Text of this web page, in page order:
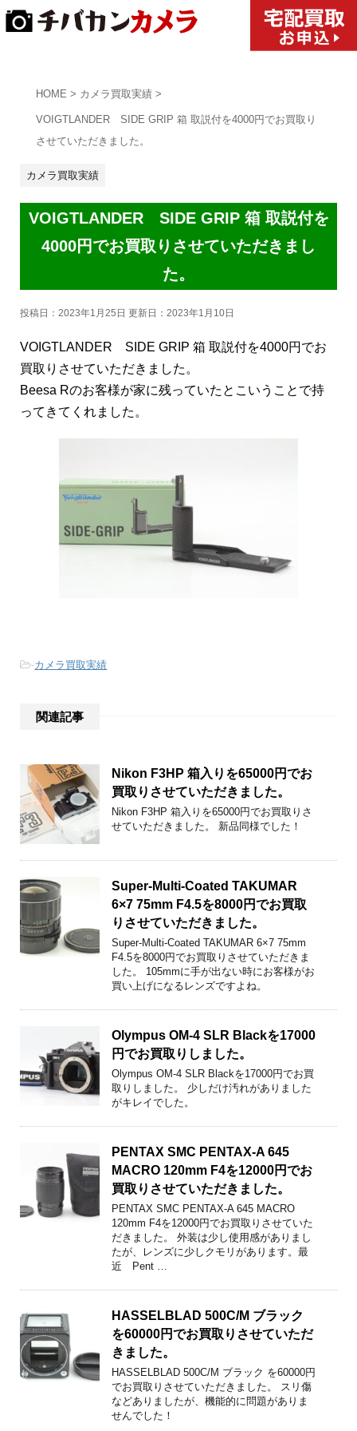
HOME > カメラ買取実績 >
VOIGTLANDER SIDE GRIP 箱 取説付を4000円でお買取り
させていただきました。
カメラ買取実績
VOIGTLANDER SIDE GRIP 箱 取説付を
4000円でお買取りさせていただきまし
た。
投稿日：2023年1月25日 更新日： 2023年1月10日
VOIGTLANDER SIDE GRIP 箱 取説付を4000円でお
買取りさせていただきました。
Beesa Rのお客様が家に残っていたとこいうことで持
ってきてくれました。
-カメラ買取実績
関連記事
Nikon F3HP 箱入りを65000円でお
買取りさせていただきました。
Nikon F3HP 箱入りを65000円でお買取りさ
せていただきました。 新品同様でした！
Super-Multi-Coated TAKUMAR
6×7 75mm F4.5を8000円でお買取
りさせていただきました。
Super-Multi-Coated TAKUMAR 6×7 75mm
F4.5を8000円でお買取りさせていただきま
した。 105mmに手が出ない時にお客様がお
買い上げになるレンズですよね。
Olympus OM-4 SLR Blackを17000
円でお買取りしました。
Olympus OM-4 SLR Blackを17000円でお買
取りしました。 少しだけ汚れがありました
がキレイでした。
PENTAX SMC PENTAX-A 645
MACRO 120mm F4を12000円でお
買取りさせていただきました。
PENTAX SMC PENTAX-A 645 MACRO
120mm F4を12000円でお買取りさせていた
だきました。 外装は少し使用感がありまし
たが、レンズに少しクモリがあります。最
近 Pent …
HASSELBLAD 500C/M ブラック
を60000円でお買取りさせていただ
きました。
HASSELBLAD 500C/M ブラック を60000円
でお買取りさせていただきました。 スリ傷
などありましたが、機能的に問題がありま
せんでした！